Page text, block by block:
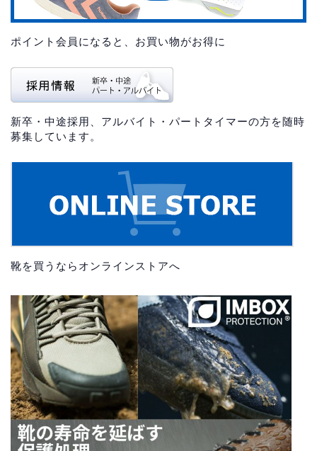
ポイント会員になると、お買い物がお得に
新卒・中途採用、アルバイト・パートタイマーの方を随時
募集しています。
靴を買うならオンラインストアへ